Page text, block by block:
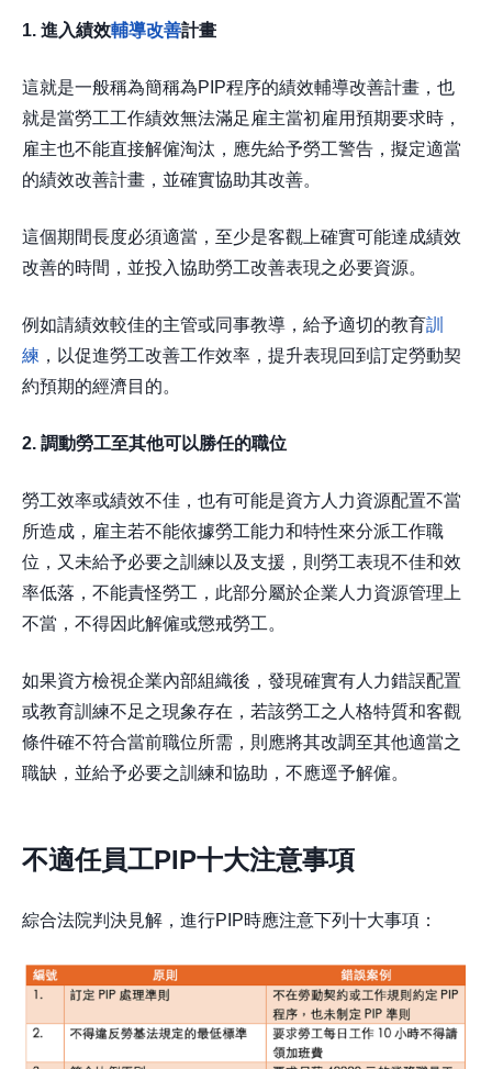
1. 進入績效輔導改善計畫
這就是一般稱為簡稱為PIP程序的績效輔導改善計畫，也
就是當勞工工作績效無法滿足雇主當初雇用預期要求時，
雇主也不能直接解僱淘汰，應先給予勞工警告，擬定適當
的績效改善計畫，並確實協助其改善。
這個期間長度必須適當，至少是客觀上確實可能達成績效
改善的時間，並投入協助勞工改善表現之必要資源。
例如請績效較佳的主管或同事教導，給予適切的教育訓
練 ，以促進勞工改善工作效率，提升表現回到訂定勞動契
約預期的經濟目的。
2. 調動勞工至其他可以勝任的職位
勞工效率或績效不佳，也有可能是資方人力資源配置不當
所造成，雇主若不能依據勞工能力和特性來分派工作職
位，又未給予必要之訓練以及支援，則勞工表現不佳和效
率低落，不能責怪勞工，此部分屬於企業人力資源管理上
不當，不得因此解僱或懲戒勞工。
如果資方檢視企業內部組織後，發現確實有人力錯誤配置
或教育訓練不足之現象存在，若該勞工之人格特質和客觀
條件確不符合當前職位所需，則應將其改調至其他適當之
職缺，並給予必要之訓練和協助，不應逕予解僱。
不適任員工PIP十大注意事項
綜合法院判決見解，進行PIP時應注意下列十大事項：